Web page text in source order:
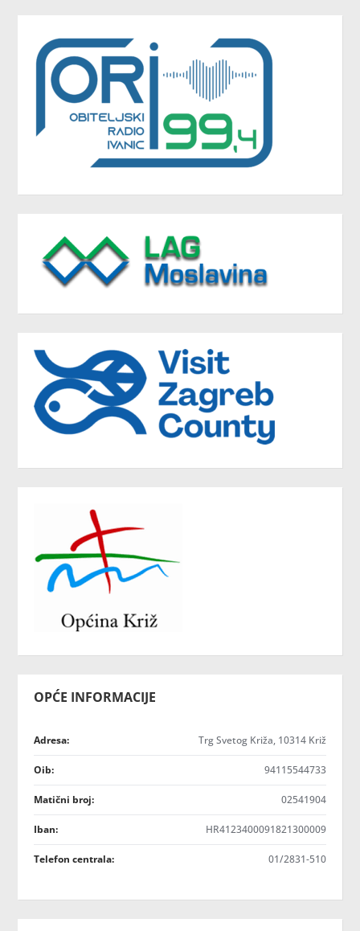
OPĆE INFORMACIJE
Adresa: Trg Svetog Križa, 10314 Križ
Oib: 94115544733
Matični broj: 02541904
Iban: HR4123400091821300009
Telefon centrala: 01/2831-510